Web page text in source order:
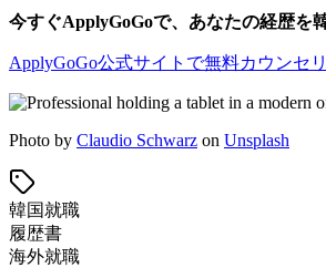
今すぐApplyGoGoで、あなたの経歴を
ApplyGoGo公式サイトで無料カウンセ
Photo by Claudio Schwarz on Unsplash
韓国就職
履歴書
海外就職